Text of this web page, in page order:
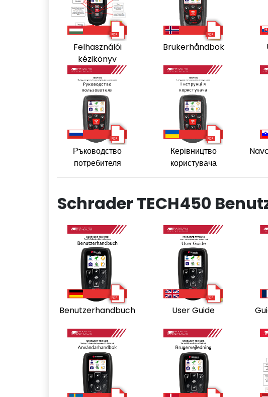
Felhasználói
kézikönyv
Brukerhåndbok
Ръководство
потребителя
Керівництво
користувача
Schrader TECH450
Benutzerhandbuch User Guide